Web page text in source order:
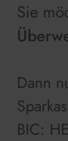
Sie
Dann
BIC: